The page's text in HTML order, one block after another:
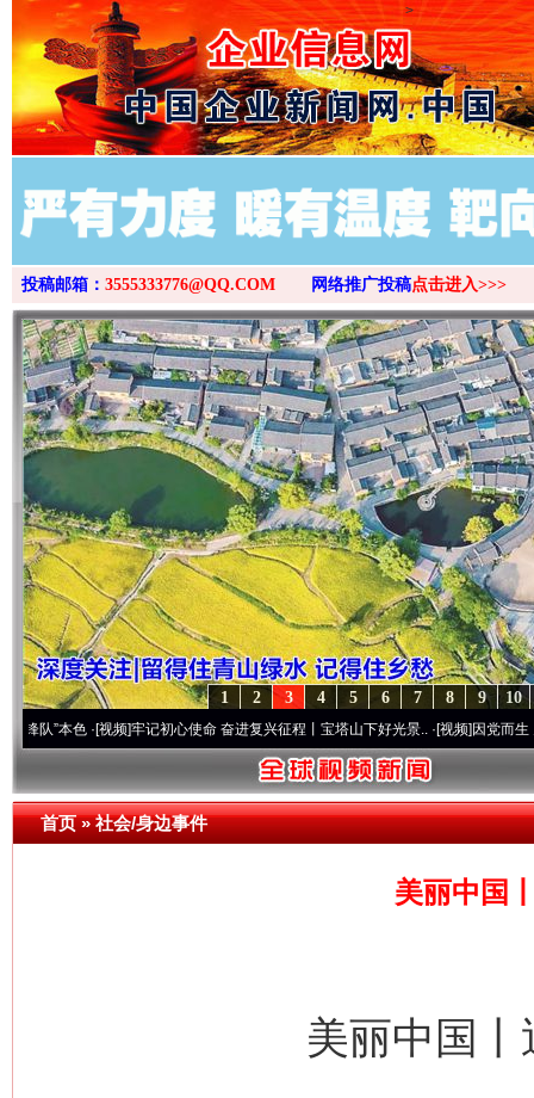
>
投稿邮箱： 3555333776@QQ.COM 网络推广投稿点击进入>>>
10
9
8
7
6
5
4
3
2
1
·[视频]牢记初心使命 奋进复兴征程丨宝塔山下好光景..·[视频]因党而生 为党而战
首页»社会/身边事件
美丽中国
美丽中国